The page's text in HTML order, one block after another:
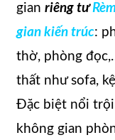
gian riêng tư
gian kiến trúc:
thờ, phòng
thất như sofa,
Đặc biệt nổi trội
không gian